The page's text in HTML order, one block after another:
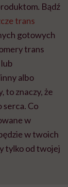
Bądź
trans
gotowych
trans
lub
albo
to znaczy, że
Co
w
w twoich
tylko od twojej